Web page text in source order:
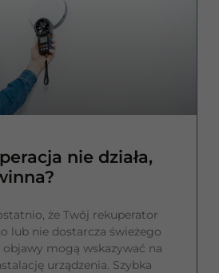
nie działa,
że Twój rekuperator
lub nie dostarcza świeżego
objawy mogą wskazywać na
urządzenia. Szybka